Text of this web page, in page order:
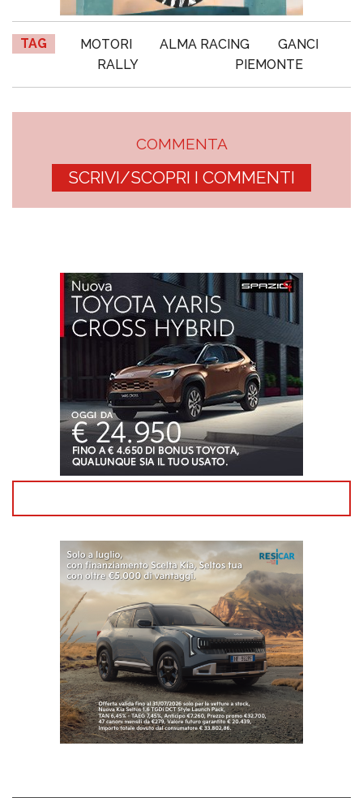
TAG MOTORI ALMA RACING
GANCI
RALLY
PIEMONTE
COMMENTA
SCRIVI/SCOPRI I COMMENTI